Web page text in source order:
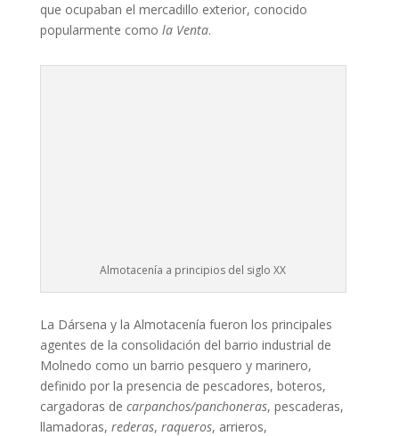
que ocupaban el mercadillo exterior, conocido
popularmente como la Venta.
Almotacenía a principios del siglo XX
La Dársena y la Almotacenía fueron los principales
agentes de la consolidación del barrio industrial de
Molnedo como un barrio pesquero y marinero,
definido por la presencia de pescadores, boteros,
cargadoras de carpanchos/panchoneras, pescaderas,
llamadoras, rederas, raqueros, arrieros,